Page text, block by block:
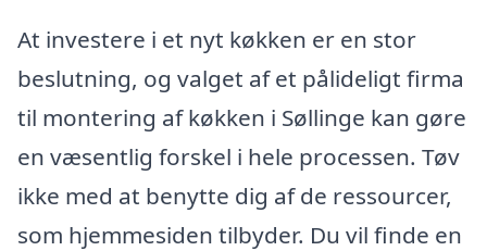
At investere i et nyt køkken er en stor
beslutning, og valget af et pålideligt firma
til montering af køkken i Søllinge kan gøre
en væsentlig forskel i hele processen. Tøv
ikke med at benytte dig af de ressourcer,
som hjemmesiden tilbyder. Du vil finde en